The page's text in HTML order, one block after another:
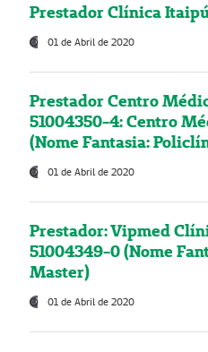
Prestador Clínica
01 de Abril de 2020
Prestador Centro
51004350-4: Centro
(Nome Fantasia:
01 de Abril de 2020
Prestador: Vipmed
51004349-0 (Nome
Master)
01 de Abril de 2020